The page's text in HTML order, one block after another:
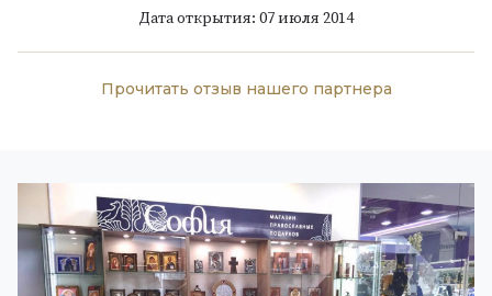
Дата открытия: 07 июля 2014
Прочитать отзыв нашего партнера